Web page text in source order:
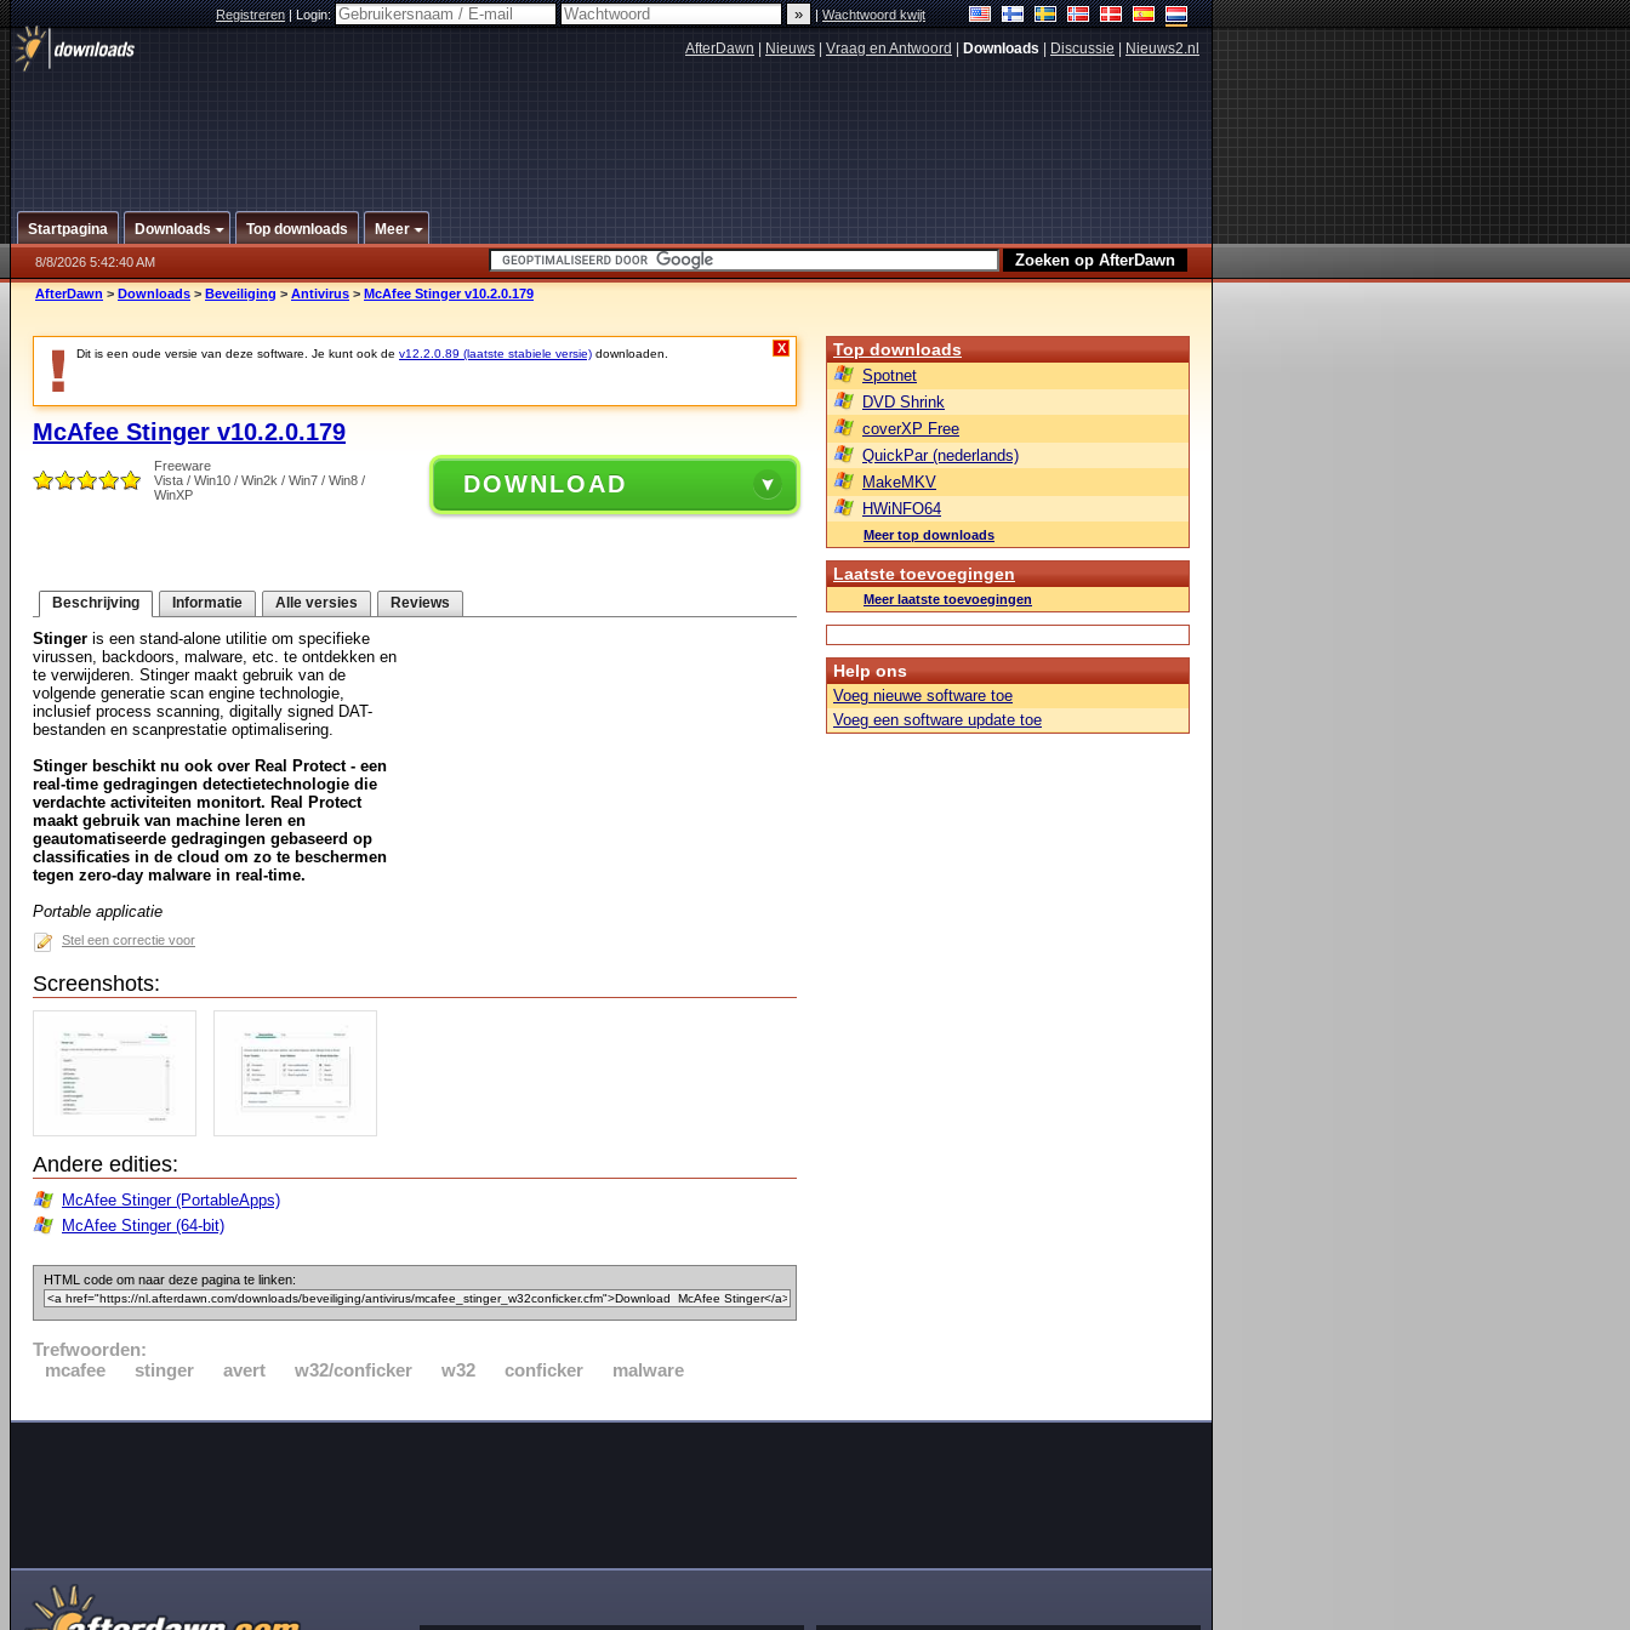
Registreren|Login: |Wachtwoord kwijt
AfterDawn Nieuws Vraag en Antwoord Downloads Discussie Nieuws2.nl
Startpagina Downloads Top downloads Meer
8/8/2026 5:42:40 AM
AfterDawn > Downloads > Beveiliging > Antivirus > McAfee Stinger v10.2.0.179
Dit is een oude versie van deze software. Je kunt ook de v12.2.0.89 (laatste stabiele versie) downloaden. X
McAfee Stinger v10.2.0.179
Freeware
Vista / Win10 / Win2k / Win7 / Win8 /
WinXP
DOWNLOAD
Beschrijving Informatie Alle versies Reviews
Stinger is een stand-alone utilitie om specifieke
virussen, backdoors, malware, etc. te ontdekken en
te verwijderen. Stinger maakt gebruik van de
volgende generatie scan engine technologie,
inclusief process scanning, digitally signed DAT-
bestanden en scanprestatie optimalisering.
Stinger beschikt nu ook over Real Protect - een
real-time gedragingen detectietechnologie die
verdachte activiteiten monitort. Real Protect
maakt gebruik van machine leren en
geautomatiseerde gedragingen gebaseerd op
classificaties in de cloud om zo te beschermen
tegen zero-day malware in real-time.
Portable applicatie
Stel een correctie voor
Screenshots:
Andere edities:
McAfee Stinger (PortableApps)
McAfee Stinger (64-bit)
HTML code om naar deze pagina te linken:
Trefwoorden:
mcafee
stinger avert w32/conficker w32 conficker malware
Top downloads
Spotnet
DVD Shrink
coverXP Free
QuickPar (nederlands)
MakeMKV
HWiNFO64
Meer top downloads
Laatste toevoegingen
Meer laatste toevoegingen
Help ons
Voeg nieuwe software toe
Voeg een software update toe